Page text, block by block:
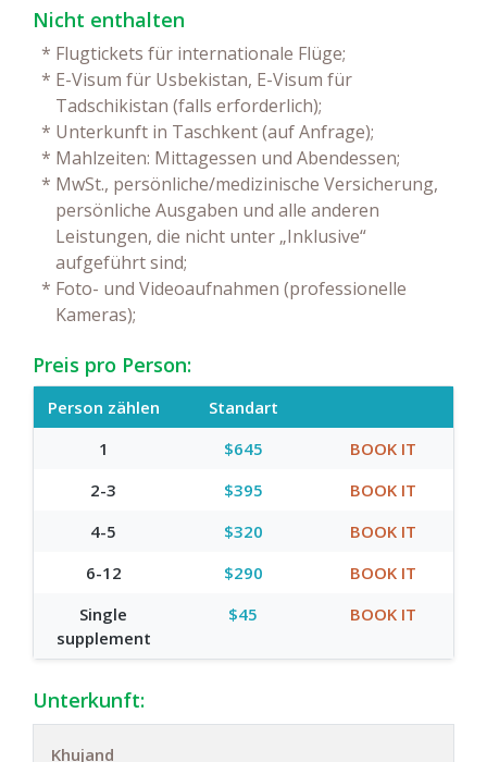
Nicht enthalten
* Flugtickets für internationale Flüge;
* E-Visum für Usbekistan, E-Visum für
Tadschikistan (falls erforderlich);
* Unterkunft in Taschkent (auf Anfrage);
* Mahlzeiten: Mittagessen und Abendessen;
* MwSt., persönliche/medizinische Versicherung,
persönliche Ausgaben und alle anderen
Leistungen, die nicht unter „Inklusive“
aufgeführt sind;
* Foto- und Videoaufnahmen (professionelle
Kameras);
Preis pro Person:
Person zählen
Standart
1
$645
BOOK IT
2-3
$395
BOOK IT
4-5
$320
BOOK IT
6-12
$290
BOOK IT
Single
supplement
$45 BOOK IT
Unterkunft:
Khujand